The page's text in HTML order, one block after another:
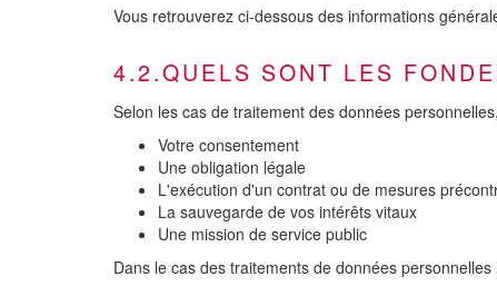
Vous retrouverez ci-dessous des informations
4.2.QUELS SONT LES
Selon les cas de traitement des données
Votre consentement
Une obligation légale
L'exécution d'un contrat ou de mesures
La sauvegarde de vos intérêts vitaux
Une mission de service public
Dans le cas des traitements de données